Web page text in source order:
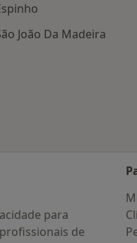
João Da Madeira
para
de